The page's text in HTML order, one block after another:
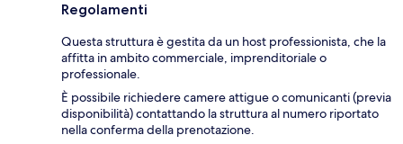
Regolamenti
Questa struttura è gestita da un host professionista, che la
affitta in ambito commerciale, imprenditoriale o
professionale.
È possibile richiedere camere attigue o comunicanti (previa
disponibilità) contattando la struttura al numero riportato
nella conferma della prenotazione.